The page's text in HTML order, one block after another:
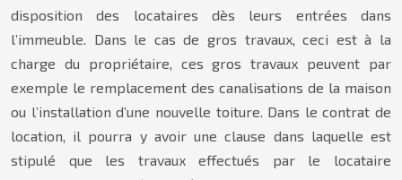
disposition des locataires dès leurs entrées dans
l’immeuble. Dans le cas de gros travaux, ceci est à la
charge du propriétaire, ces gros travaux peuvent par
exemple le remplacement des canalisations de la maison
ou l’installation d’une nouvelle toiture. Dans le contrat de
location, il pourra y avoir une clause dans laquelle est
stipulé que les travaux effectués par le locataire